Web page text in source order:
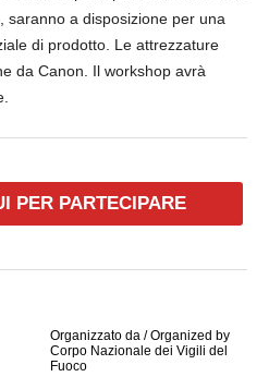
saranno a disposizione per una
di prodotto. Le attrezzature
da Canon. Il workshop avrà
PER PARTECIPARE
Organizzato da / Organized by
Corpo Nazionale dei Vigili del
Fuoco